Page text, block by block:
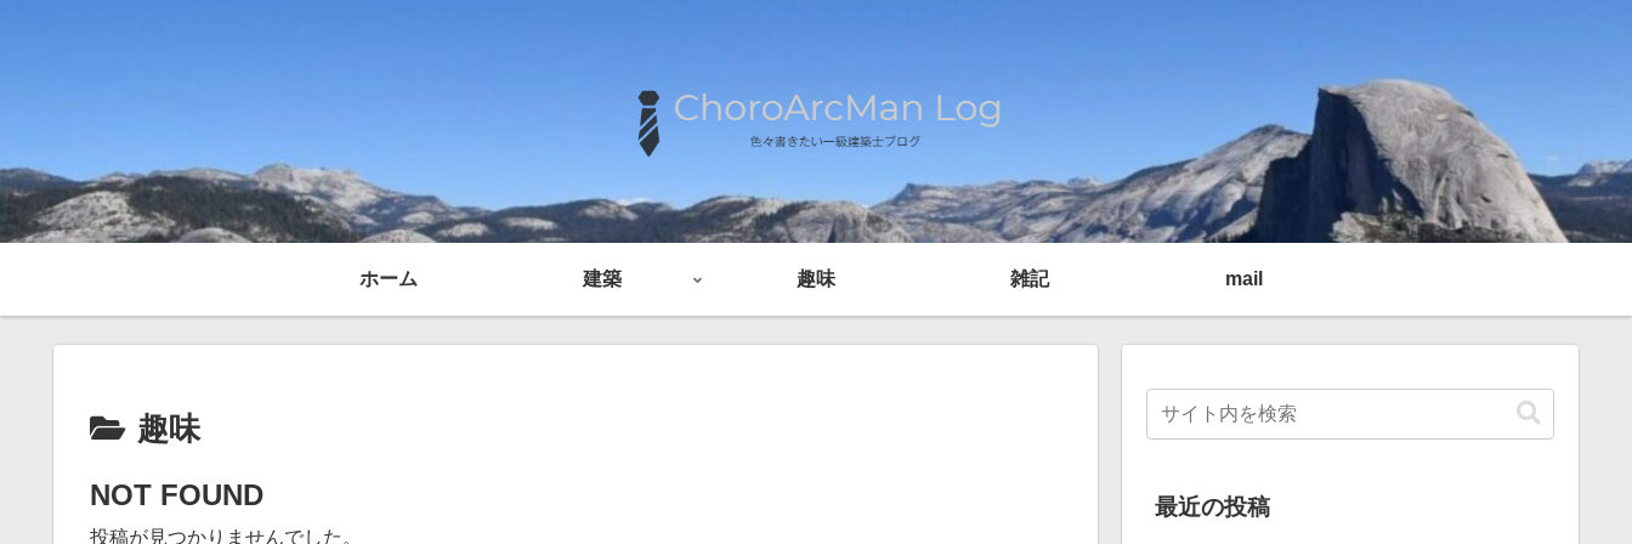
ホーム 建築 趣味 雑記 mail
趣味
NOT FOUND
投稿が見つかりませんでした。
最近の投稿